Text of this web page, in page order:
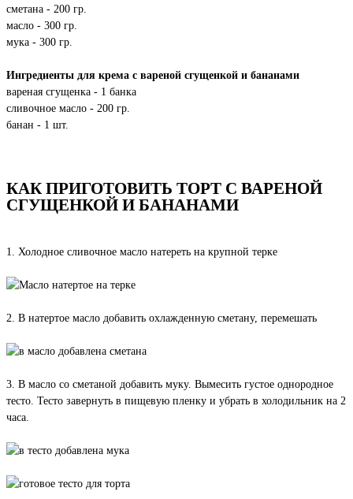
сметана - 200 гр.
масло - 300 гр.
мука - 300 гр.
Ингредиенты для крема с вареной сгущенкой и бананами
вареная сгущенка - 1 банка
сливочное масло - 200 гр.
банан - 1 шт.
КАК ПРИГОТОВИТЬ ТОРТ С ВАРЕНОЙ
СГУЩЕНКОЙ И БАНАНАМИ
1. Холодное сливочное масло натереть на крупной терке
2. В натертое масло добавить охлажденную сметану, перемешать
3. В масло со сметаной добавить муку. Вымесить густое однородное
тесто. Тесто завернуть в пищевую пленку и убрать в холодильник на 2
часа.